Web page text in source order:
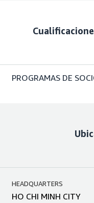
PROGRAMAS DE
HEADQUARTERS
HO CHI MINH CITY